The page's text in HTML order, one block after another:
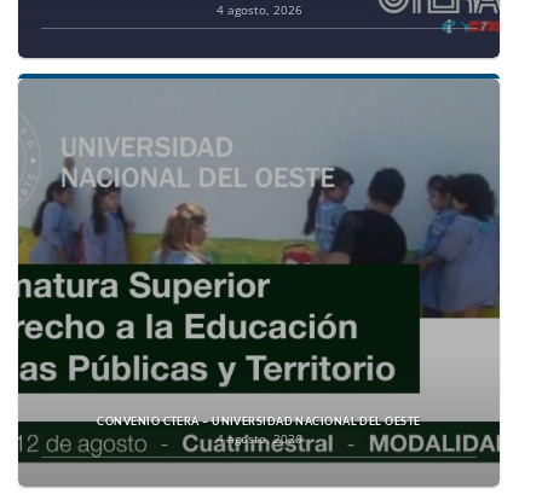
4 agosto, 2026
CONVENIO CTERA – UNIVERSIDAD NACIONAL DEL OESTE
4 agosto, 2026